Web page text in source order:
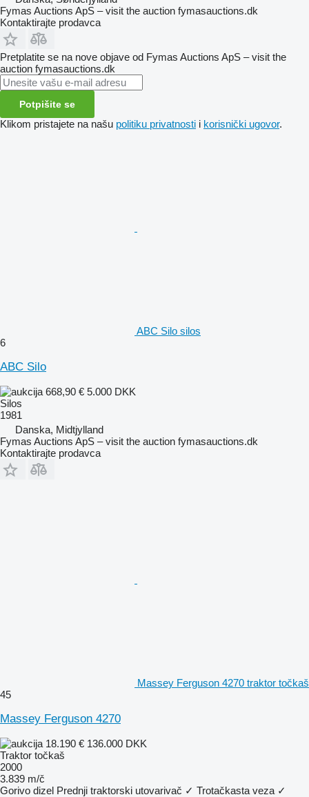
Fymas Auctions ApS – visit the auction fymasauctions.dk
Kontaktirajte prodavca
Pretplatite se na nove objave od Fymas Auctions ApS – visit the
auction fymasauctions.dk
Potpišite se
Klikom pristajete na našu politiku privatnosti i korisnički ugovor.
ABC Silo silos
6
ABC Silo
668,90 € 5.000 DKK
Silos
1981
Danska, Midtjylland
Fymas Auctions ApS – visit the auction fymasauctions.dk
Kontaktirajte prodavca
Massey Ferguson 4270 traktor točkaš
45
Massey Ferguson 4270
18.190 € 136.000 DKK
Traktor točkaš
2000
3.839 m/č
Gorivo dizel Prednji traktorski utovarivač ✓ Trotačkasta veza ✓